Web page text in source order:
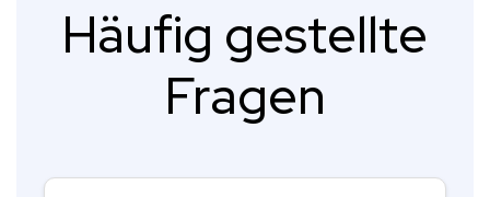
Häufig gestellte
Fragen